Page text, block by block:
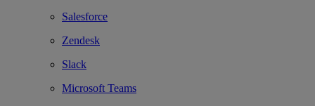
Salesforce
Zendesk
Slack
Microsoft Teams